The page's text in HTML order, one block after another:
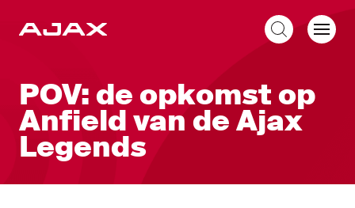
POV: de opkomst op
Anfield van de Ajax
Legends